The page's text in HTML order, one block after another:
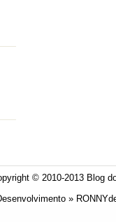
© 2010-2013 Blog
»